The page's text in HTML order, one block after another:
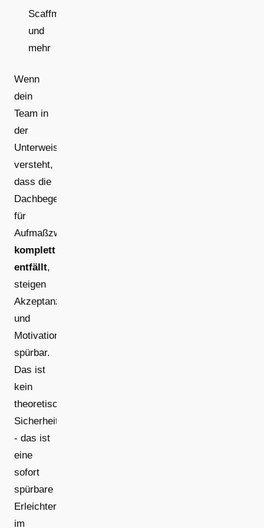
Scaffmax
und
mehr
Wenn
dein
Team in
der
Unterweisung
versteht,
dass die
Dachbegehung
für
Aufmaßzwecke
komplett
entfällt,
steigen
Akzeptanz
und
Motivation
spürbar.
Das ist
kein
theoretisches
Sicherheitsthema
- das ist
eine
sofort
spürbare
Erleichterung
im